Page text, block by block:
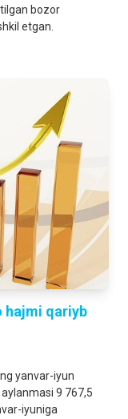
bozor
etgan.
hajmi qariyb
yanvar-iyun
9 767,5
iyuniga